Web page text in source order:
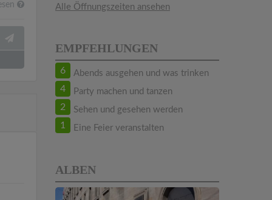
Alle Öffnungszeiten ansehen
EMPFEHLUNGEN
6 Abends ausgehen und was trinken
4 Party machen und tanzen
2 Sehen und gesehen werden
1 Eine Feier veranstalten
ALBEN